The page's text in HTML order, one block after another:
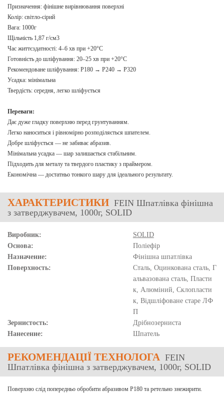
Призначення: фінішне вирівнювання поверхні
Колір: світло-сірий
Вага: 1000г
Щільність 1,87 г/см3
Час життєздатності: 4–6 хв при +20°C
Готовність до шліфування: 20–25 хв при +20°C
Рекомендоване шліфування: P180 → P240 → P320
Усадка: мінімальна
Твердість: середня, легко шліфується
Переваги:
Дає дуже гладку поверхню перед грунтуванням.
Легко наноситься і рівномірно розподіляється шпателем.
Добре шліфується — не забиває абразив.
Мінімальна усадка — шар залишається стабільним.
Підходить для металу та твердого пластику з праймером.
Економічна — достатньо тонкого шару для ідеального результату.
ХАРАКТЕРИСТИКИ FEIN Шпатлівка фінішна
з затверджувачем, 1000г, SOLID
Виробник:
SOLID
Основа:
Поліефір
Назначение:
Фінішна шпатлівка
Поверхность:
Сталь, Оцинкована сталь, Г
альвазована сталь, Пласти
к, Алюміний, Склопласти
к, Відшліфоване старе ЛФ
П
Зернистость:
Дрібнозерниста
Нанесение:
Шпатель
РЕКОМЕНДАЦІЇ ТЕХНОЛОГА FEIN
Шпатлівка фінішна з затверджувачем, 1000г, SOLID
Поверхню слід попередньо обробити абразивом P180 та ретельно знежирити.